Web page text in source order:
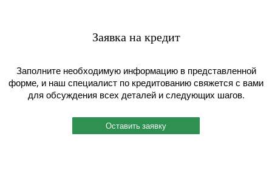
Заявка на кредит
Заполните необходимую информацию в представленной
форме, и наш специалист по кредитованию свяжется с вами
для обсуждения всех деталей и следующих шагов.
Оставить заявку